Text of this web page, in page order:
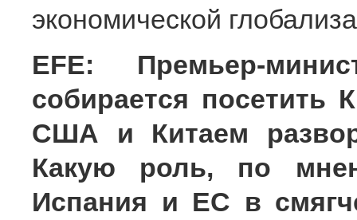
экономической
EFE: Премьер-
собирается посетить
США и Китаем
Какую роль, по
Испания и ЕС в